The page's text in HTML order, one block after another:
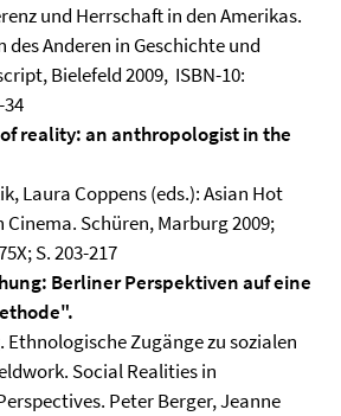
und Herrschaft in den Amerikas.
Anderen in Geschichte und
Bielefeld 2009, ISBN-10:
34
reality: an anthropologist in the
Laura Coppens (eds.): Asian Hot
Cinema. Schüren, Marburg 2009;
S. 203-217
Berliner Perspektiven auf eine
Ethnologische Zugänge zu sozialen
Social Realities in
Peter Berger, Jeanne